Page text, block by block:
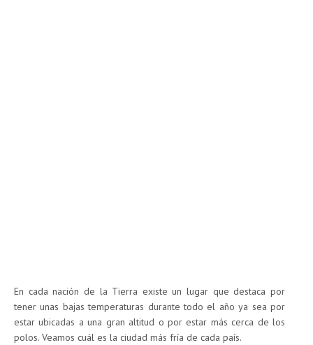
En cada nación de la Tierra existe un lugar que destaca por
tener unas bajas temperaturas durante todo el año ya sea por
estar ubicadas a una gran altitud o por estar más cerca de los
polos. Veamos cuál es la ciudad más fría de cada país.